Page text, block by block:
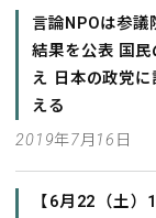
言論NPOは参議
結果を公表 国
え 日本の政党
える
2019年7月16日
【6月22（土